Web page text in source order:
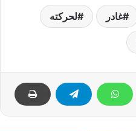
غادر لحركته